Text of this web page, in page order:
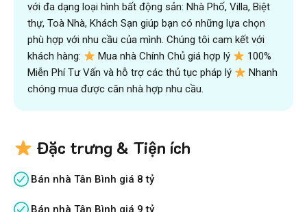
với đa dạng loại hình bất động sản: Nhà Phố, Villa, Biệt
thự, Toà Nhà, Khách Sạn giúp bạn có những lựa chọn
phù hợp với nhu cầu của mình. Chúng tôi cam kết với
khách hàng:
Mua nhà Chính Chủ giá hợp lý
100%
Miễn Phí Tư Vấn và hỗ trợ các thủ tục pháp lý
Nhanh
chóng mua được căn nhà hợp nhu cầu.
Đặc trưng & Tiện ích
Bán nhà Tân Bình giá 8 tỷ
Bán nhà Tân Bình giá 9 tỷ